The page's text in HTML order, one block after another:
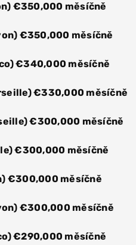
€350,000 měsíčně
€350,000 měsíčně
€340,000 měsíčně
€330,000 měsíčně
€300,000 měsíčně
€300,000 měsíčně
€300,000 měsíčně
€300,000 měsíčně
€290,000 měsíčně